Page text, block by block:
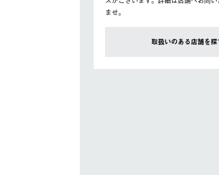
ませ。
取扱いのある店舗を探